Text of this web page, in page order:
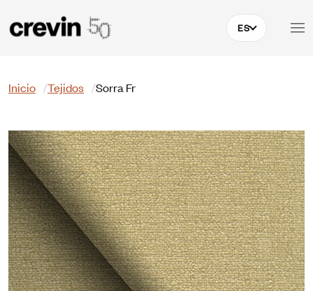
ES
Inicio Tejidos Sorra Fr